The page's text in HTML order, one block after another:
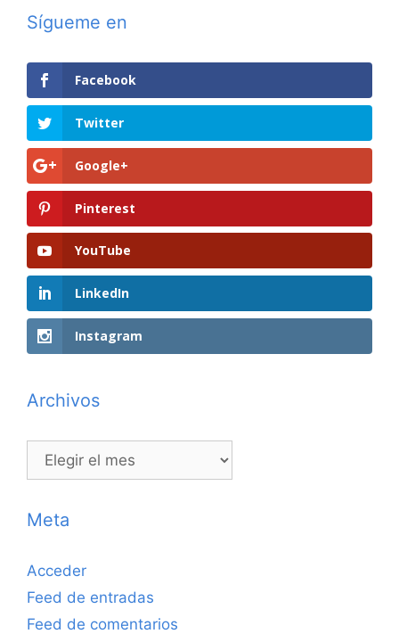
Sígueme en
Facebook
Twitter
Google+
Pinterest
YouTube
LinkedIn
Instagram
Archivos
Archivos
Meta
Acceder
Feed de entradas
Feed de comentarios